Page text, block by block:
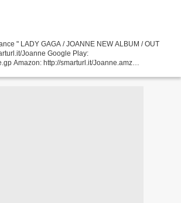
" LADY GAGA / JOANNE NEW ALBUM / OUT
Joanne Google Play:
Amazon: http://smarturl.it/Joanne.amz